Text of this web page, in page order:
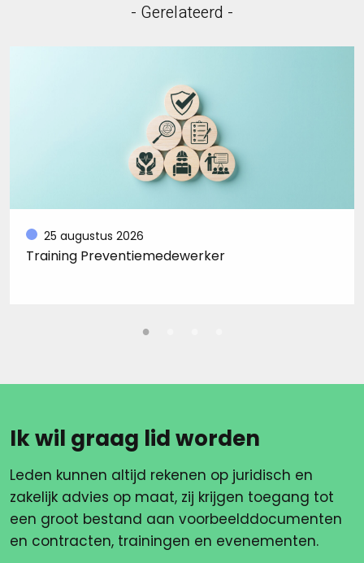
- Gerelateerd -
25 augustus 2026
Training Preventiemedewerker
Ik wil graag lid worden
Leden kunnen altijd rekenen op juridisch en
zakelijk advies op maat, zij krijgen toegang tot
een groot bestand aan voorbeelddocumenten
en contracten, trainingen en evenementen.